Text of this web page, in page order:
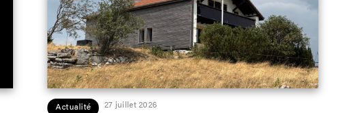
Actualité 27 juillet 2026